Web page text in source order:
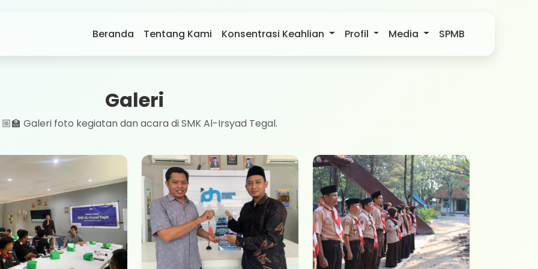
Beranda Tentang Kami Konsentrasi Keahlian Profil Media SPMB
Galeri
Galeri foto kegiatan dan acara di SMK Al-Irsyad Tegal.